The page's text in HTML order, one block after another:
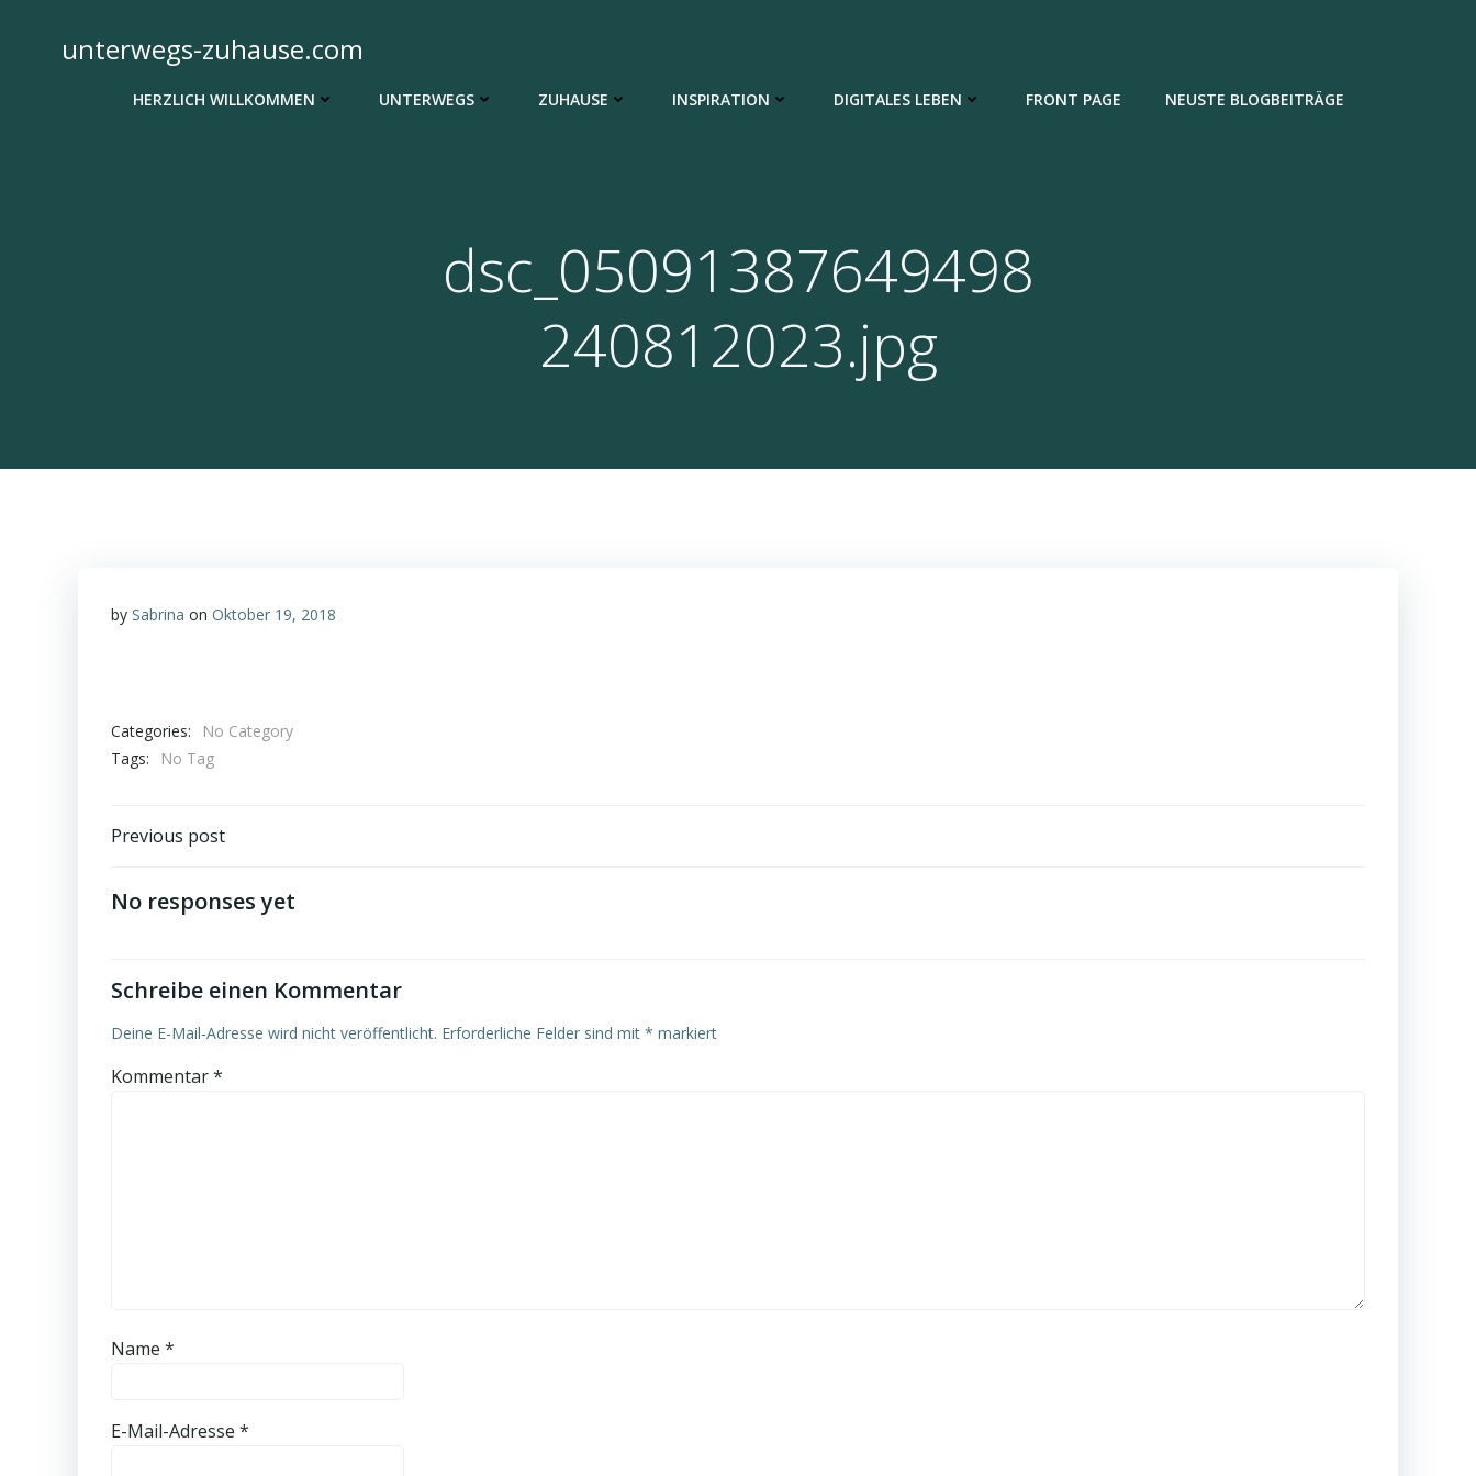
springenunterwegs-zuhause.com
HERZLICH WILLKOMMEN UNTERWEGS ZUHAUSE INSPIRATION DIGITALES LEBEN FRONT PAGE NEUSTE BLOGBEITRÄGE
dsc_05091387649498
240812023.jpg
by Sabrina on Oktober 19, 2018
Categories:
No Category
Tags:
No Tag
Post
navigation
Previous post
No responses yet
Schreibe einen Kommentar
Deine E-Mail-Adresse wird nicht veröffentlicht. Erforderliche Felder sind mit * markiert
Kommentar*
Name *
E-Mail-Adresse *